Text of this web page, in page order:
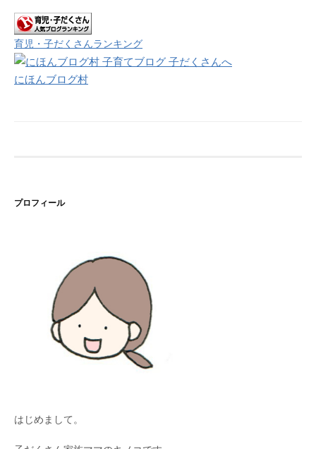
育児・子だくさんランキング
にほんブログ村
プロフィール
はじめまして。